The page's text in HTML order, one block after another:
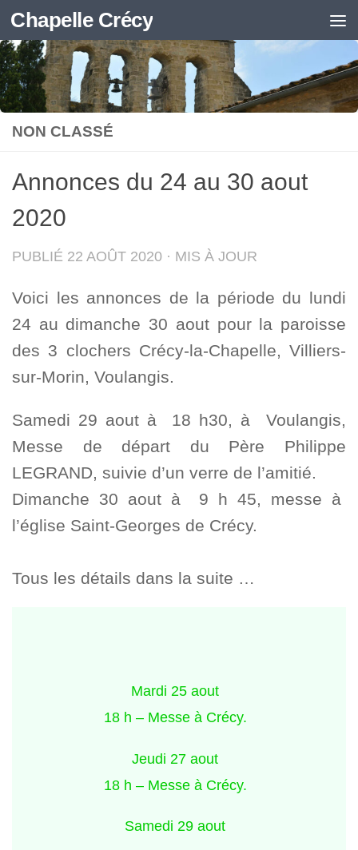
Skip to content
Chapelle Crécy
NON CLASSÉ
Annonces du 24 au 30 aout
2020
PUBLIÉ 22 AOÛT 2020 · MIS À JOUR
Voici les annonces de la période du lundi
24 au dimanche 30 aout pour la paroisse
des 3 clochers Crécy-la-Chapelle, Villiers-
sur-Morin, Voulangis.
Samedi 29 aout à 18 h30, à Voulangis,
Messe de départ du Père Philippe
LEGRAND, suivie d’un verre de l’amitié.
Dimanche 30 aout à 9 h 45, messe à
l’église Saint-Georges de Crécy.
Tous les détails dans la suite …
Mardi 25 aout
18 h – Messe à Crécy.
Jeudi 27 aout
18 h – Messe à Crécy.
Samedi 29 aout